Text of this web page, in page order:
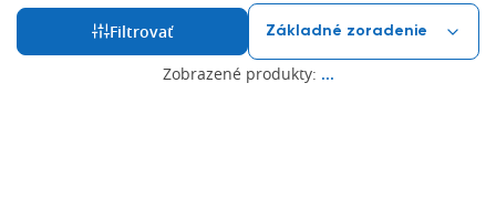
Filtrovať
Zobrazené produkty: ...